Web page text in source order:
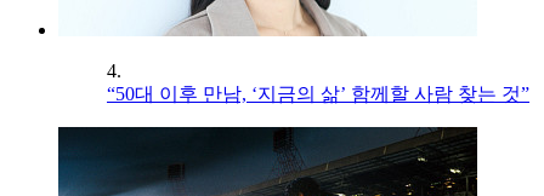
4.
“50대 이후 만남, ‘지금의 삶’ 함께할 사람 찾는 것”